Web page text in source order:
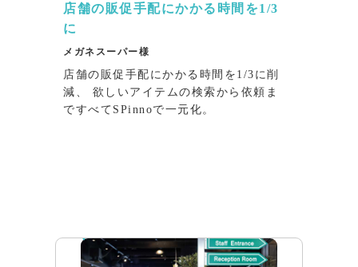
店舗の販促⼿配にかかる時間を1/3
に
メガネスーパー様
店舗の販促⼿配にかかる時間を1/3に削
減、 欲しいアイテムの検索から依頼ま
ですべてSPinnoで⼀元化。